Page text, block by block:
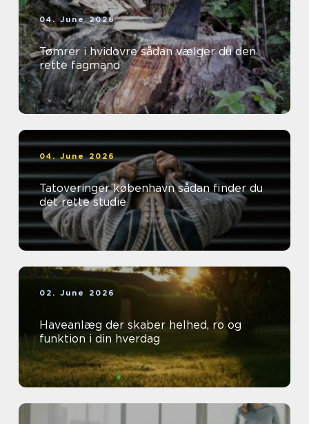
04. June 2026
Tømrer i hvidovre sådan vælger du den
rette fagmand
04. June 2026
Tatoveringer københavn sådan finder du
det rette studie
02. June 2026
Haveanlæg der skaber helhed, ro og
funktion i din hverdag